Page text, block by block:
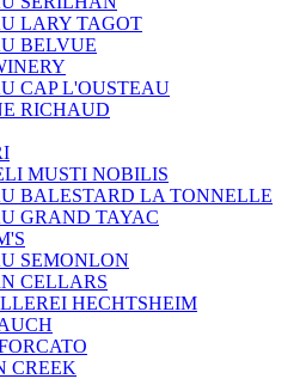
LARY TAGOT
BELVUE
CAP L'OUSTEAU
RICHAUD
MUSTI NOBILIS
BALESTARD LA TONNELLE
GRAND TAYAC
SEMONLON
CELLARS
HECHTSHEIM
CREEK